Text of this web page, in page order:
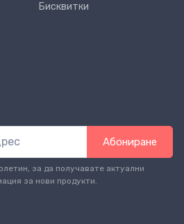
Бисквитки
Абониране
за да получавате актуални
за нови продукти.